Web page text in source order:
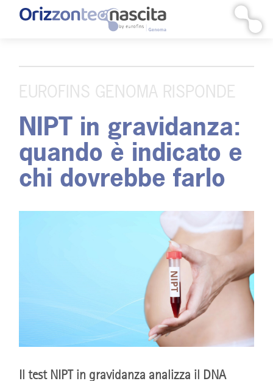
EUROFINS GENOMA RISPONDE
NIPT in gravidanza:
quando è indicato e
chi dovrebbe farlo
Il test NIPT in gravidanza analizza il DNA